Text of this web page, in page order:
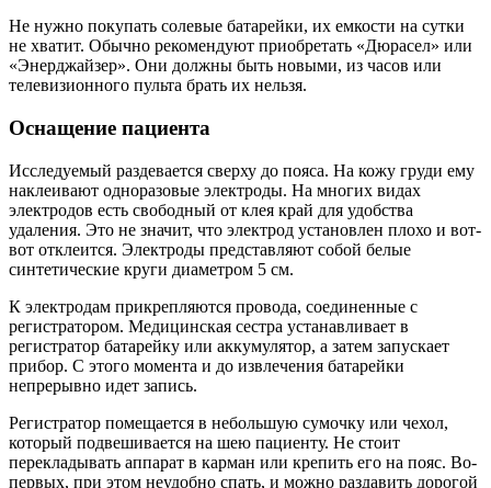
Не нужно покупать солевые батарейки, их емкости на сутки
не хватит. Обычно рекомендуют приобретать «Дюрасел» или
«Энерджайзер». Они должны быть новыми, из часов или
телевизионного пульта брать их нельзя.
Оснащение пациента
Исследуемый раздевается сверху до пояса. На кожу груди ему
наклеивают одноразовые электроды. На многих видах
электродов есть свободный от клея край для удобства
удаления. Это не значит, что электрод установлен плохо и вот-
вот отклеится. Электроды представляют собой белые
синтетические круги диаметром 5 см.
К электродам прикрепляются провода, соединенные с
регистратором. Медицинская сестра устанавливает в
регистратор батарейку или аккумулятор, а затем запускает
прибор. С этого момента и до извлечения батарейки
непрерывно идет запись.
Регистратор помещается в небольшую сумочку или чехол,
который подвешивается на шею пациенту. Не стоит
перекладывать аппарат в карман или крепить его на пояс. Во-
первых, при этом неудобно спать, и можно раздавить дорогой